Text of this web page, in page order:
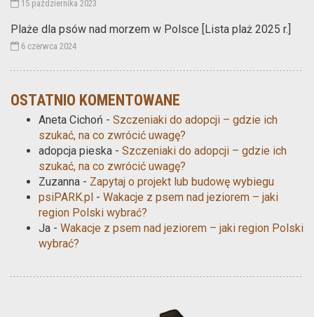
15 października 2023
Plaże dla psów nad morzem w Polsce [Lista plaż 2025 r.]
6 czerwca 2024
OSTATNIO KOMENTOWANE
Aneta Cichoń - Szczeniaki do adopcji – gdzie ich
szukać, na co zwrócić uwagę?
adopcja pieska - Szczeniaki do adopcji – gdzie ich
szukać, na co zwrócić uwagę?
Zuzanna - Zapytaj o projekt lub budowę wybiegu
psiPARK.pl - Wakacje z psem nad jeziorem – jaki
region Polski wybrać?
Ja - Wakacje z psem nad jeziorem – jaki region Polski
wybrać?